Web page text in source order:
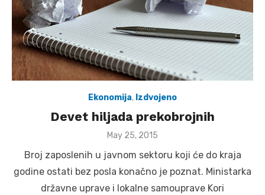
Ekonomija, Izdvojeno
Devet hiljada prekobrojnih
Posted
May 25, 2015
Broj zaposlenih u javnom sektoru koji će do kraja
godine ostati bez posla konačno je poznat. Ministarka
državne uprave i lokalne samouprave Kori